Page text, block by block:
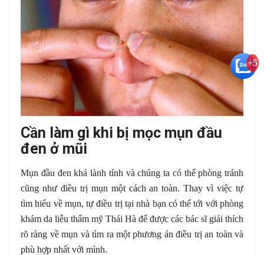
Cần làm gì khi bị mọc mụn đầu
đen ở mũi
Mụn đầu đen khá lành tính và chúng ta có thể phòng tránh
cũng như điều trị mụn một cách an toàn. Thay vì việc tự
tìm hiểu về mụn, tự điều trị tại nhà bạn có thể tới với phòng
khám da liễu thẩm mỹ Thái Hà để được các bác sĩ giải thích
rõ ràng về mụn và tìm ra một phương án điều trị an toàn và
phù hợp nhất với mình.
+5